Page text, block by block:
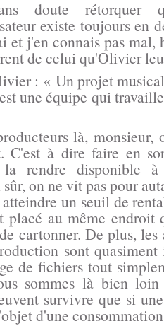
doute
existe toujours en
et j'en connais pas mal,
de celui qu'Olivier
: « Un projet
une équipe qui
là, monsieur,
C'est à dire faire en
rendre disponible
on ne vit pas pour
un seuil de
placé au même endroit
cartonner. De plus,
sont quasiment
de fichiers tout
sommes là bien loin
survivre que si
d'une consommation